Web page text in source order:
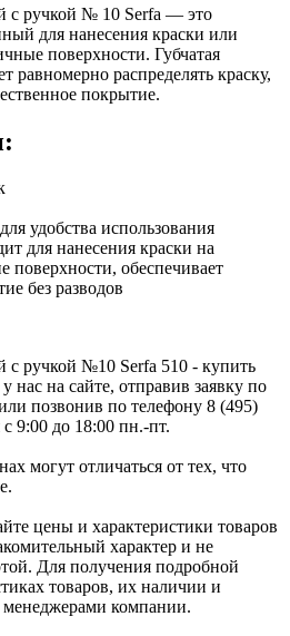
с ручкой № 10 Serfa — это
для нанесения краски или
поверхности. Губчатая
равномерно распределять краску,
покрытие.
удобства использования
для нанесения краски на
поверхности, обеспечивает
без разводов
с ручкой №10 Serfa 510 - купить
на сайте, отправив заявку по
позвонив по телефону 8 (495)
9:00 до 18:00 пн.-пт.
могут отличаться от тех, что
цены и характеристики товаров
характер и не
Для получения подробной
товаров, их наличии и
менеджерами компании.